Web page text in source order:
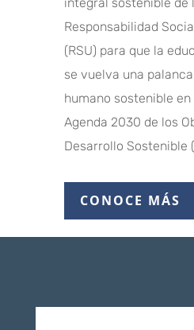
Responsabilidad
(RSU) para que la
se vuelva una
humano sostenible
Agenda 2030 de los
Desarrollo Sostenible
CONOCE MÁS